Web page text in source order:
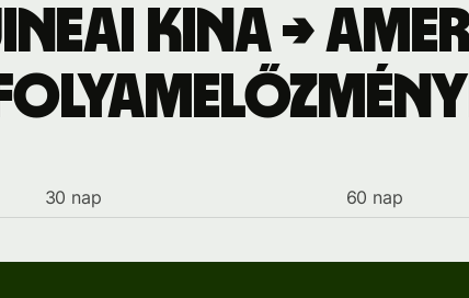
kina →
30 nap 60 nap